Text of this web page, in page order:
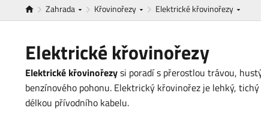
Zahrada Křovinořezy Elektrické křovinořezy
Elektrické křovinořezy
Elektrické křovinořezysi poradí s přerostlou trávou,
benzínového pohonu. Elektrický křovinořez je lehký,
délkou přívodního kabelu.